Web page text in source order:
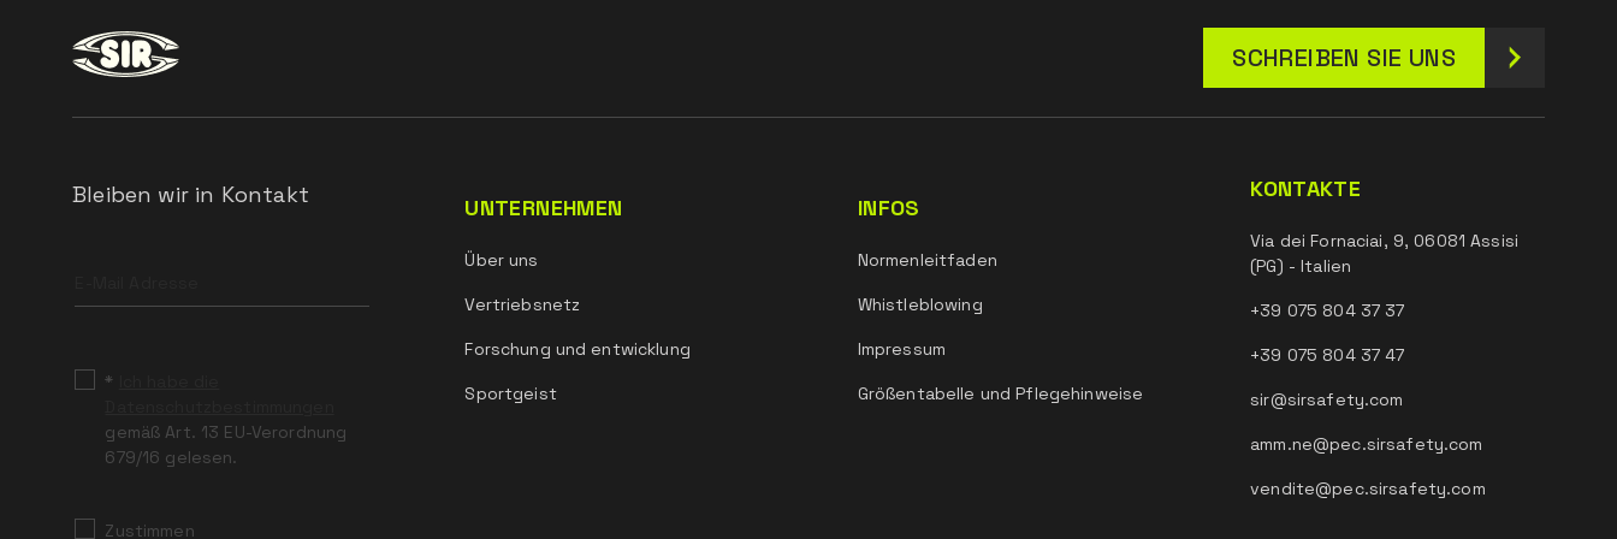
SCHREIBEN SIE UNS
Bleiben wir in Kontakt
field
*
gemäß Art. 13 EU-Verordnung
679/16 gelesen.
Zustimmen
UNTERNEHMEN
Über uns
Vertriebsnetz
Forschung und entwicklung
Sportgeist
INFOS
Normenleitfaden
Whistleblowing
Impressum
Größentabelle und Pflegehinweise
KONTAKTE
Via dei Fornaciai, 9, 06081 Assisi
(PG) - Italien
+39 075 804 37 37
+39 075 804 37 47
sir@sirsafety.com
amm.ne@pec.sirsafety.com
vendite@pec.sirsafety.com